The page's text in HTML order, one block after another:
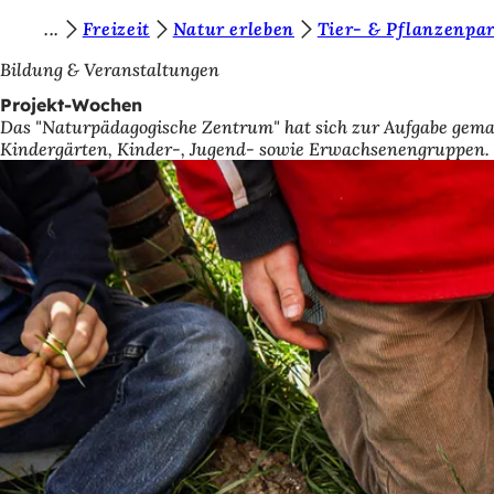
Inhalt anspringen
i
e
b
e
i
n
d
e
n
s
i
c
Freizeit Natur erleben Tier- &
Bildung & Veranstaltungen
Projekt-Wochen
Das "Naturpädagogische Zentrum" hat sich zur Aufgabe
Kindergärten, Kinder-, Jugend- sowie